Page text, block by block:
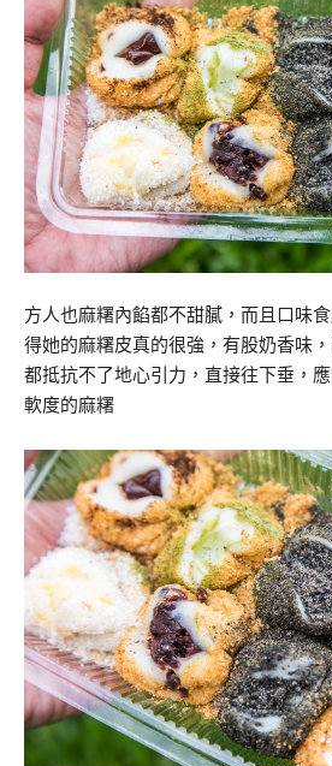
方人也麻糬內餡都不甜膩，而且口味
得她的麻糬皮真的很強，有股奶香味
都抵抗不了地心引力，直接往下垂，
軟度的麻糬